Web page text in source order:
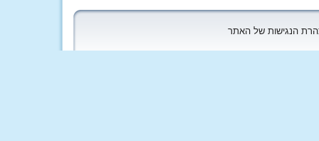
הנגישות של האתר